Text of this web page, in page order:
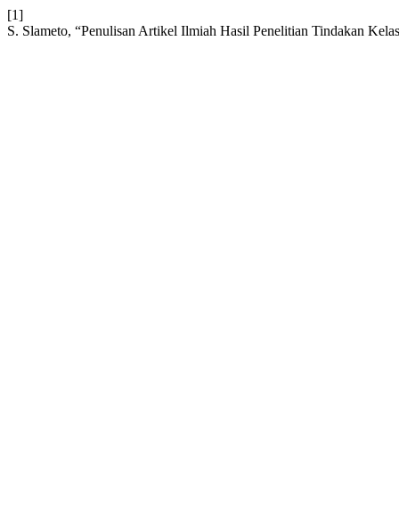
[1]
S. Slameto, “Penulisan Artikel Ilmiah Hasil Penelitian Tindakan